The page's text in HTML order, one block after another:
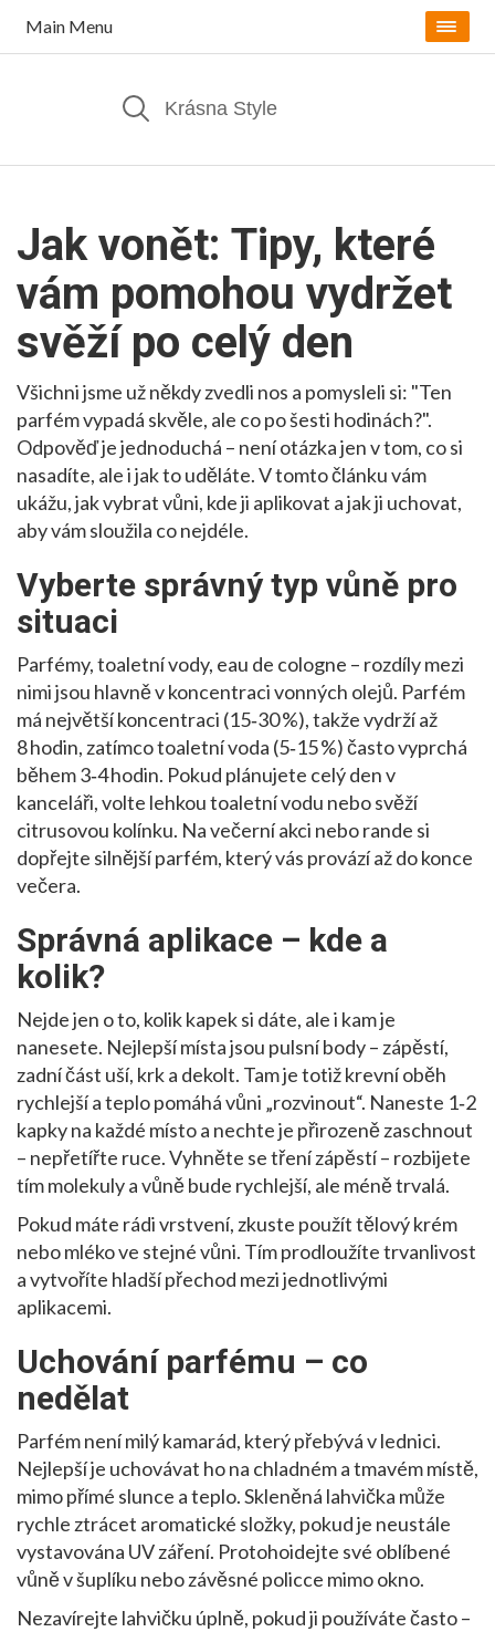
Main Menu
Jak vonět: Tipy, které
vám pomohou vydržet
svěží po celý den
Všichni jsme už někdy zvedli nos a pomysleli si: "Ten
parfém vypadá skvěle, ale co po šesti hodinách?".
Odpověď je jednoduchá – není otázka jen v tom, co si
nasadíte, ale i jak to uděláte. V tomto článku vám
ukážu, jak vybrat vůni, kde ji aplikovat a jak ji uchovat,
aby vám sloužila co nejdéle.
Vyberte správný typ vůně pro
situaci
Parfémy, toaletní vody, eau de cologne – rozdíly mezi
nimi jsou hlavně v koncentraci vonných olejů. Parfém
má největší koncentraci (15‑30 %), takže vydrží až
8 hodin, zatímco toaletní voda (5‑15 %) často vyprchá
během 3‑4 hodin. Pokud plánujete celý den v
kanceláři, volte lehkou toaletní vodu nebo svěží
citrusovou kolínku. Na večerní akci nebo rande si
dopřejte silnější parfém, který vás provází až do konce
večera.
Správná aplikace – kde a
kolik?
Nejde jen o to, kolik kapek si dáte, ale i kam je
nanesete. Nejlepší místa jsou pulsní body – zápěstí,
zadní část uší, krk a dekolt. Tam je totiž krevní oběh
rychlejší a teplo pomáhá vůni „rozvinout“. Naneste 1‑2
kapky na každé místo a nechte je přirozeně zaschnout
– nepřetířte ruce. Vyhněte se tření zápěstí – rozbijete
tím molekuly a vůně bude rychlejší, ale méně trvalá.
Pokud máte rádi vrstvení, zkuste použít tělový krém
nebo mléko ve stejné vůni. Tím prodloužíte trvanlivost
a vytvoříte hladší přechod mezi jednotlivými
aplikacemi.
Uchování parfému – co
nedělat
Parfém není milý kamarád, který přebývá v lednici.
Nejlepší je uchovávat ho na chladném a tmavém místě,
mimo přímé slunce a teplo. Skleněná lahvička může
rychle ztrácet aromatické složky, pokud je neustále
vystavována UV záření. Protohoidejte své oblíbené
vůně v šuplíku nebo závěsné policce mimo okno.
Nezavírejte lahvičku úplně, pokud ji používáte často –